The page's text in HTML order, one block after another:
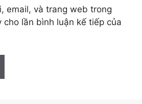
email, và trang web trong
cho lần bình luận kế tiếp của